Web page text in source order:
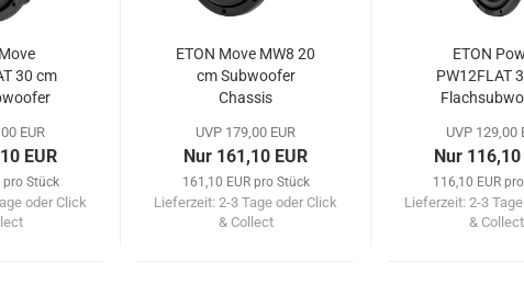
30 cm
EUR
EUR
pro Stück
oder Click
ETON Move MW8 20
cm Subwoofer
Chassis
UVP 179,00 EUR
Nur 161,10 EUR
161,10 EUR pro Stück
Lieferzeit: 2-3 Tage oder Click
& Collect
ETON
PW12FLAT
UVP 129,00
Nur 116,10
116,10 EUR
Lieferzeit: 2-3
& Collect